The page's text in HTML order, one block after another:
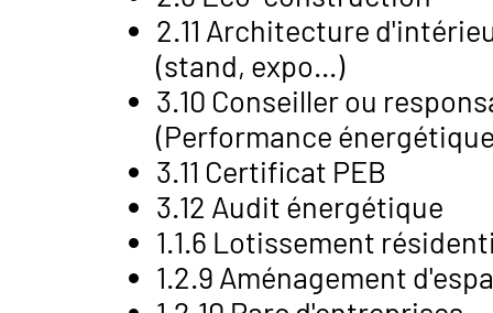
2.11 Architecture
(stand, expo...)
3.10 Conseiller ou
(Performance
3.11 Certificat PEB
3.12 Audit énergétique
1.1.6 Lotissement
1.2.9 Aménagement